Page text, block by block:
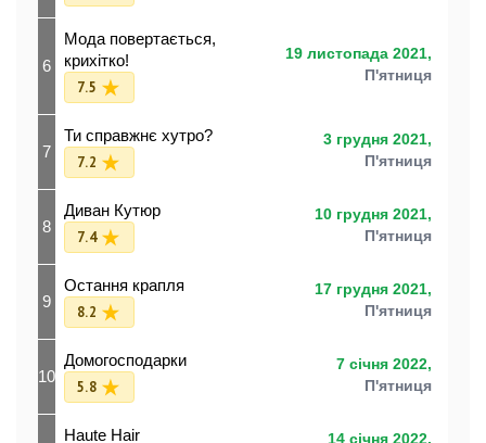
6
Мода повертається,
крихітко!
7.5
19 листопада 2021,
П'ятниця
7
Ти справжнє хутро?
7.2
3 грудня 2021,
П'ятниця
8
Диван Кутюр
7.4
10 грудня 2021,
П'ятниця
9
Остання крапля
8.2
17 грудня 2021,
П'ятниця
10
Домогосподарки
5.8
7 січня 2022,
П'ятниця
Haute Hair 14 січня 2022,